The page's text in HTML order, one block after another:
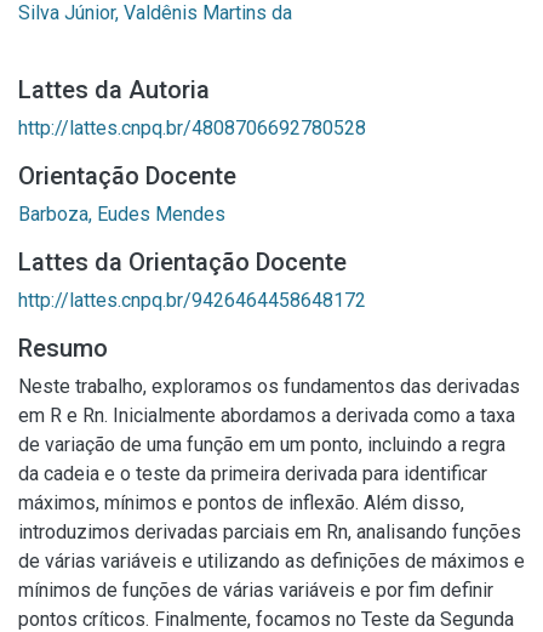
Silva Júnior, Valdênis Martins da
Lattes da Autoria
http://lattes.cnpq.br/4808706692780528
Orientação Docente
Barboza, Eudes Mendes
Lattes da Orientação Docente
http://lattes.cnpq.br/9426464458648172
Resumo
Neste trabalho, exploramos os fundamentos das derivadas
em R e Rn. Inicialmente abordamos a derivada como a taxa
de variação de uma função em um ponto, incluindo a regra
da cadeia e o teste da primeira derivada para identificar
máximos, mínimos e pontos de inflexão. Além disso,
introduzimos derivadas parciais em Rn, analisando funções
de várias variáveis e utilizando as definições de máximos e
mínimos de funções de várias variáveis e por fim definir
pontos críticos. Finalmente, focamos no Teste da Segunda